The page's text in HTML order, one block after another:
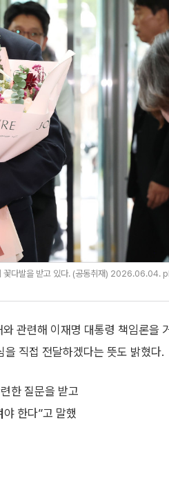
꽃다발을 받고 있다. (공동취재)
관련해 이재명 대통령 책임론을
직접 전달하겠다는 뜻도 밝혔다.
한 질문을 받고
한다”고 말했